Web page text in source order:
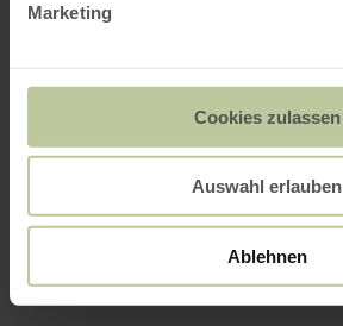
Marketing
Cookies zulassen
Auswahl erlauben
Ablehnen